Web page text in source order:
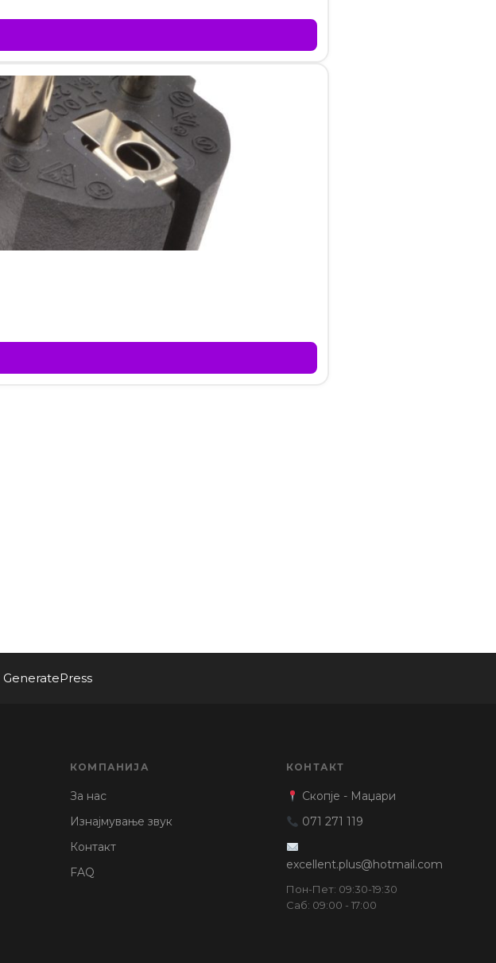
GeneratePress
КОМПАНИЈА
За нас
Изнајмување звук
Контакт
FAQ
КОНТАКТ
Скопје - Маџари
071 271 119
excellent.plus@hotmail.com
Пон-Пет: 09:30-19:30
Саб: 09:00 - 17:00